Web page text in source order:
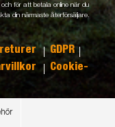
och för att betala online när du
din närmaste återförsäljare.
returer
GDPR
Cookie-